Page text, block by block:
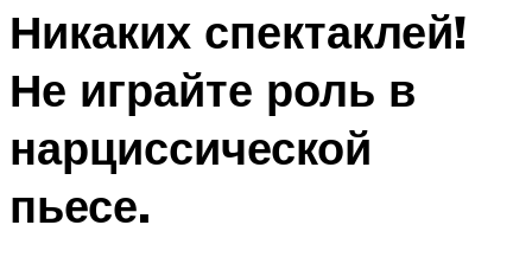
Никаких спектаклей!
Не играйте роль в
нарциссической
пьесе.